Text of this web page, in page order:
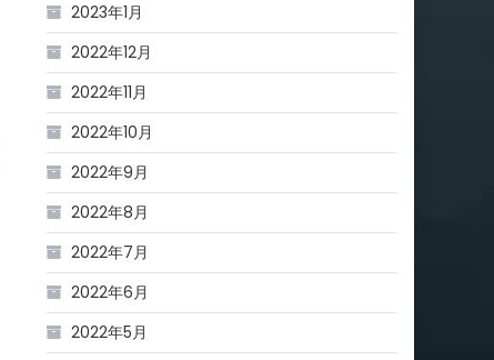
2023年1月
2022年12月
2022年11月
2022年10月
2022年9月
2022年8月
2022年7月
2022年6月
2022年5月